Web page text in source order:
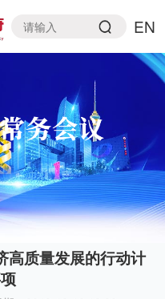
EN
高质量发展的行动计